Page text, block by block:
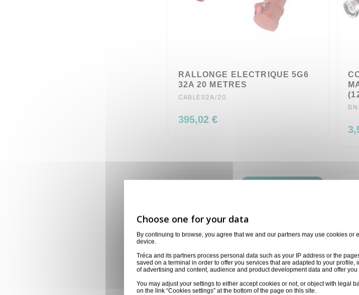
RALLONGE ELECTRIQUE 5G6
32A 20 METRES
CABLE32A/20
395,02 €
By continuing to browse, you agree that we and our partners may use cookies
device.
Tréca and its partners process personal data such as your IP address or the
saved on a terminal in order to offer you services that are adapted to your
of advertising and content, audience and product development data and offer
You may adjust your settings to either accept cookies or not, or object with legal
on the link “Cookies settings” at the bottom of the page on this site.